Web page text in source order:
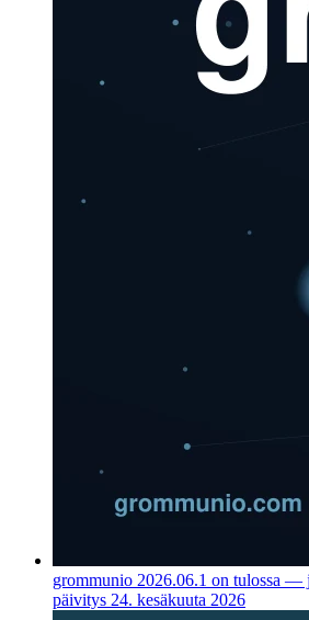
grommunio 2026.06.1 on tulossa —
päivitys 24. kesäkuuta 2026